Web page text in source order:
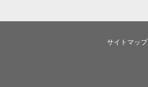
サイトマップ